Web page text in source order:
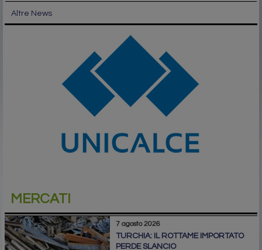
Altre News
MERCATI
7 agosto 2026
TURCHIA: IL ROTTAME IMPORTATO
PERDE SLANCIO